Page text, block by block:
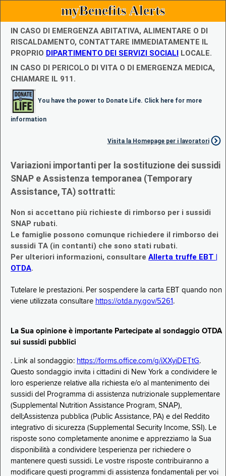
myBenefits Alerts
IN CASO DI EMERGENZA ABITATIVA, ALIMENTARE O DI
RISCALDAMENTO, CONTATTARE IMMEDIATAMENTE IL
PROPRIO DIPARTIMENTO DEI SERVIZI SOCIALI LOCALE.
IN CASO DI PERICOLO DI VITA O DI EMERGENZA MEDICA,
CHIAMARE IL 911.
You have the power to Donate Life. Click here for more
information
Visita la Homepage per i lavoratori
Variazioni importanti per la sostituzione dei sussidi
SNAP e Assistenza temporanea (Temporary
Assistance, TA) sottratti:
Non si accettano più richieste di rimborso per i sussidi
SNAP rubati.
Le famiglie possono comunque richiedere il rimborso dei
sussidi TA (in contanti) che sono stati rubati.
Per ulteriori informazioni, consultare Allerta truffe EBT |
OTDA.
Tutelare le prestazioni. Per sospendere la carta EBT quando non
viene utilizzata consultare https://otda.ny.gov/5261 .
La Sua opinione è importante Partecipate al sondaggio OTDA
sui sussidi pubblici
. Link al sondaggio: https://forms.office.com/g/iXXyiDETtG.
Questo sondaggio invita i cittadini di New York a condividere le
loro esperienze relative alla richiesta e/o al mantenimento dei
sussidi del Programma di assistenza nutrizionale supplementare
(Supplemental Nutrition Assistance Program, SNAP),
dell;Assistenza pubblica (Public Assistance, PA) e del Reddito
integrativo di sicurezza (Supplemental Security Income, SSI). Le
risposte sono completamente anonime e apprezziamo la Sua
disponibilità a condividere l;esperienza per richiedere o
mantenere questi sussidi. Le vostre risposte contribuiranno a
modificare questi programmi di assistenza fondamentali per voi